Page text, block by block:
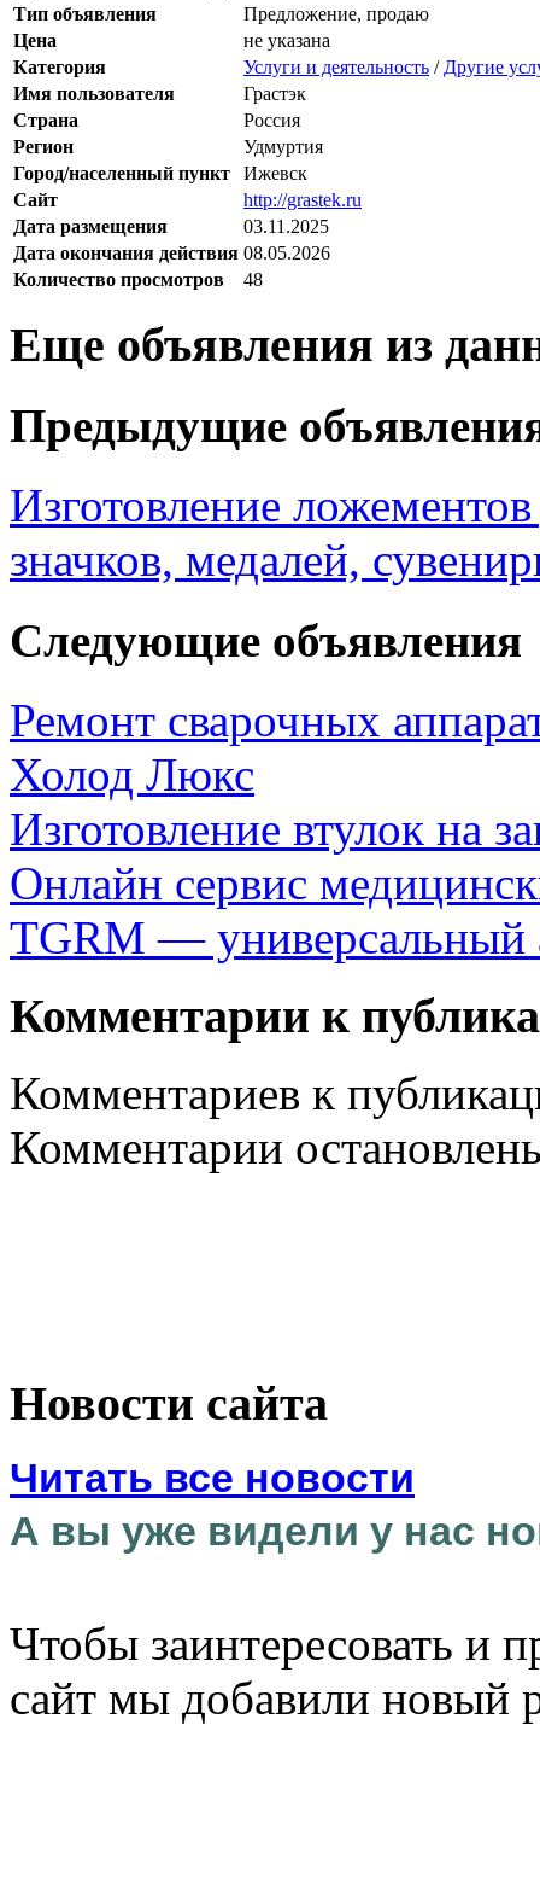
Тип объявления
Предложение, продаю
Цена
не указана
Категория
Услуги и деятельность / Другие
Имя пользователя
Грастэк
Страна
Россия
Регион
Удмуртия
Город/населенный пункт
Ижевск
Сайт
http://grastek.ru
Дата размещения
03.11.2025
Дата окончания действия 08.05.2026
Количество просмотров
48
Еще объявления из
Предыдущие
Изготовление
значков, медалей,
Следующие объявления
Ремонт сварочных
Холод Люкс
Изготовление втулок на
Онлайн сервис
TGRM — универсальный
Комментарии к
Комментариев к
Комментарии
Новости сайта
Читать все новости
А вы уже видели у нас
Чтобы заинтересовать и
сайт мы добавили новый